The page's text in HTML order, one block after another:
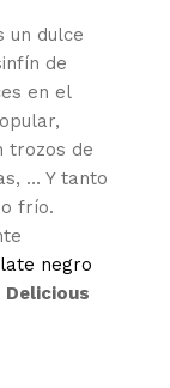
un dulce
de
en el
trozos de
… Y tanto
frío.
negro
Delicious